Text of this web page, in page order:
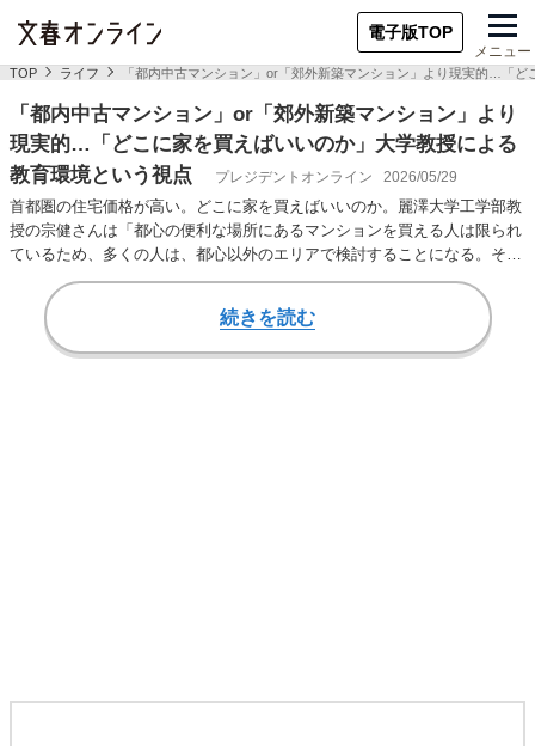
電子版TOP
メニュー
TOP ライフ 「都内中古マンション」or「郊外新築マンション」より現実的…「
「都内中古マンション」or「郊外新築マンション」より
現実的…「どこに家を買えばいいのか」大学教授による
教育環境という視点
プレジデントオンライン 2026/05/29
首都圏の住宅価格が高い。どこに家を買えばいいのか。麗澤大学工学部教
授の宗健さんは「都心の便利な場所にあるマンションを買える人は限られ
ているため、多くの人は、都心以外のエリアで検討することになる。その
際に、参考になる要…
続きを読む